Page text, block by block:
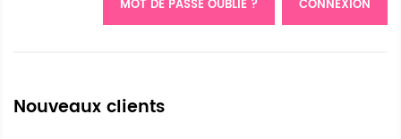
CONNEXION
MOT DE PASSE OUBLIÉ ?
Nouveaux clients